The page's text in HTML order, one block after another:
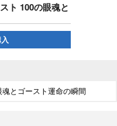
ト 100の眼魂と
とゴースト運命の瞬間